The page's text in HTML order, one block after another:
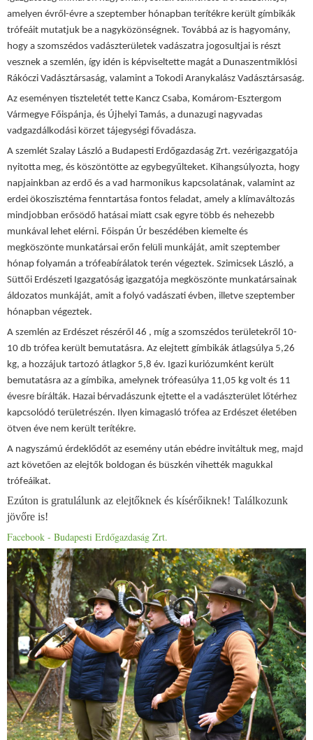
amelyen évről-évre a szeptember hónapban terítékre került gímbikák
trófeáit mutatjuk be a nagyközönségnek. Továbbá az is hagyomány,
hogy a szomszédos vadászterületek vadászatra jogosultjai is részt
vesznek a szemlén, így idén is képviseltette magát a Dunaszentmiklósi
Rákóczi Vadásztársaság, valamint a Tokodi Aranykalász Vadásztársaság.
Az eseményen tiszteletét tette Kancz Csaba, Komárom-Esztergom
Vármegye Főispánja, és Újhelyi Tamás, a dunazugi nagyvadas
vadgazdálkodási körzet tájegységi fővadásza.
A szemlét Szalay László a Budapesti Erdőgazdaság Zrt. vezérigazgatója
nyitotta meg, és köszöntötte az egybegyűlteket. Kihangsúlyozta, hogy
napjainkban az erdő és a vad harmonikus kapcsolatának, valamint az
erdei ökoszisztéma fenntartása fontos feladat, amely a klímaváltozás
mindjobban erősödő hatásai miatt csak egyre több és nehezebb
munkával lehet elérni. Főispán Úr beszédében kiemelte és
megköszönte munkatársai erőn felüli munkáját, amit szeptember
hónap folyamán a trófeabírálatok terén végeztek. Szimicsek László, a
Süttői Erdészeti Igazgatóság igazgatója megköszönte munkatársainak
áldozatos munkáját, amit a folyó vadászati évben, illetve szeptember
hónapban végeztek.
A szemlén az Erdészet részéről 46 , míg a szomszédos területekről 10-
10 db trófea került bemutatásra. Az elejtett gímbikák átlagsúlya 5,26
kg, a hozzájuk tartozó átlagkor 5,8 év. Igazi kuriózumként került
bemutatásra az a gímbika, amelynek trófeasúlya 11,05 kg volt és 11
évesre bírálták. Hazai bérvadászunk ejtette el a vadászterület lőtérhez
kapcsolódó területrészén. Ilyen kimagasló trófea az Erdészet életében
ötven éve nem került terítékre.
A nagyszámú érdeklődőt az esemény után ebédre invitáltuk meg, majd
azt követően az elejtők boldogan és büszkén vihették magukkal
trófeáikat.
Ezúton is gratulálunk az elejtőknek és kísérőiknek! Találkozunk
jövőre is!
Facebook - Budapesti Erdőgazdaság Zrt.